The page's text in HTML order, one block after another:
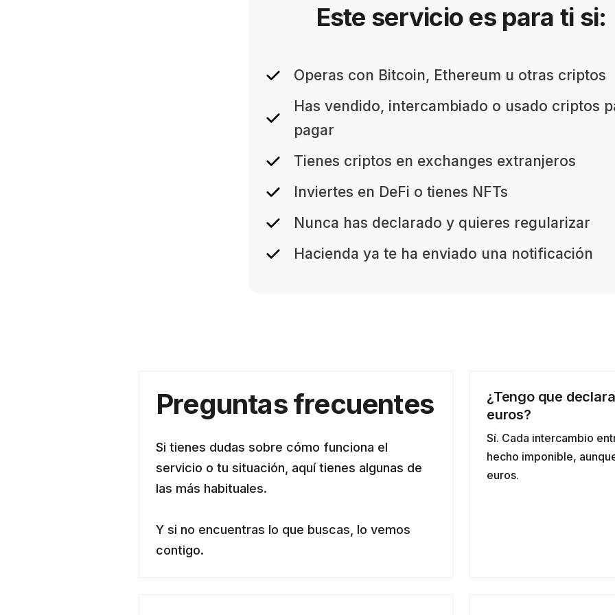
Este servicio es para ti si:
Operas con Bitcoin, Ethereum u otras criptos
Has vendido, intercambiado o usado criptos
pagar
Tienes criptos en exchanges extranjeros
Inviertes en DeFi o tienes NFTs
Nunca has declarado y quieres regularizar
Hacienda ya te ha enviado una notificación
Preguntas frecuentes
Si tienes dudas sobre cómo funciona el
servicio o tu situación, aquí tienes algunas de
las más habituales.
Y si no encuentras lo que buscas, lo vemos
contigo.
¿Tengo que
euros?
Sí. Cada intercambio
hecho imponible,
euros.